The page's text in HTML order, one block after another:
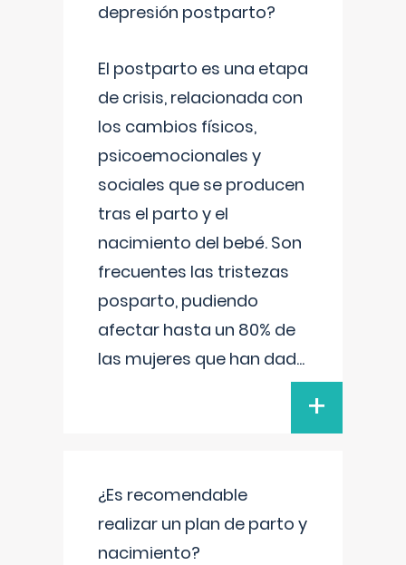
depresión postparto?
El postparto es una etapa
de crisis, relacionada con
los cambios físicos,
psicoemocionales y
sociales que se producen
tras el parto y el
nacimiento del bebé. Son
frecuentes las tristezas
posparto, pudiendo
afectar hasta un 80% de
las mujeres que han dad...
+
¿Es recomendable
realizar un plan de parto y
nacimiento?